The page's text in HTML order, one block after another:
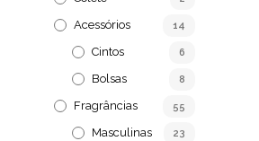
Acessórios 14
Cintos 6
Bolsas 8
Fragrâncias 55
Masculinas 23